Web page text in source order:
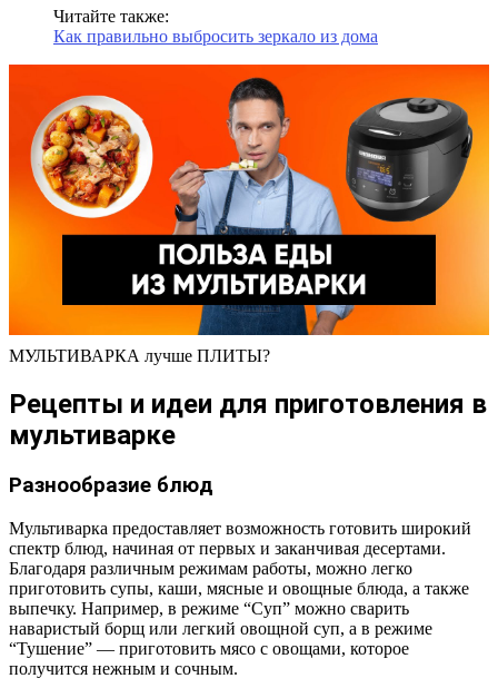
Читайте также:
Как правильно выбросить зеркало из дома
МУЛЬТИВАРКА лучше ПЛИТЫ?
Рецепты и идеи для приготовления в
мультиварке
Разнообразие блюд
Мультиварка предоставляет возможность готовить широкий
спектр блюд, начиная от первых и заканчивая десертами.
Благодаря различным режимам работы, можно легко
приготовить супы, каши, мясные и овощные блюда, а также
выпечку. Например, в режиме “Суп” можно сварить
наваристый борщ или легкий овощной суп, а в режиме
“Тушение” — приготовить мясо с овощами, которое
получится нежным и сочным.